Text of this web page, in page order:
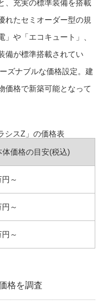
、充実の標準装備を搭載
れたセミオーダー型の規
や「エコキュート」、
備が標準搭載されてい
ズナブルな価格設定。建
価格で新築可能となって
シスZ」の価格表
体価格の目安(税込)
～
～
～
格を調査